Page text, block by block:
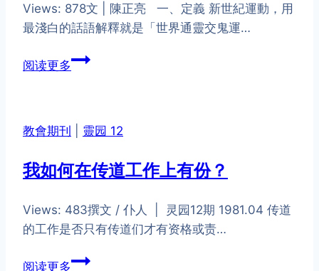
记
Views: 878文 | 陳正亮 一、定義 新世紀運動，用
最淺白的話語解釋就是「世界通靈交鬼運…
阅读更多新
動
教會期刊 靈园 12
我如何在传道工作上有份？
Views: 483撰文 / 仆人 | 灵园12期 1981.04 ​传道
的工作是否只有传道们才有资格或责…
阅读更多我